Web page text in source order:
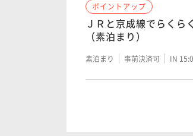
連泊のお客様限定！清
朝食付き 事前決済可
ポイントアップ
ＪＲと京成線でらくら
（素泊まり）
素泊まり 事前決済可 IN
ＪＲと京成線でらく